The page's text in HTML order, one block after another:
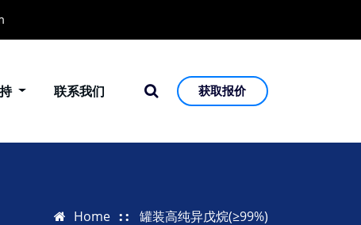
联系我们 获取报价
Home 罐装高纯异戊烷(≥99%)